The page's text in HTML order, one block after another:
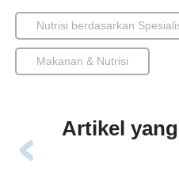
Nutrisi berdasarkan
Makanan & Nutrisi
Artikel